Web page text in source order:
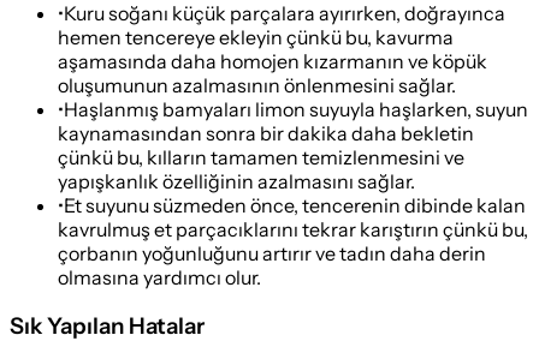
•Kuru soğanı küçük parçalara ayırırken, doğrayınca
hemen tencereye ekleyin çünkü bu, kavurma
aşamasında daha homojen kızarmanın ve köpük
oluşumunun azalmasının önlenmesini sağlar.
•Haşlanmış bamyaları limon suyuyla haşlarken, suyun
kaynamasından sonra bir dakika daha bekletin
çünkü bu, kılların tamamen temizlenmesini ve
yapışkanlık özelliğinin azalmasını sağlar.
•Et suyunu süzmeden önce, tencerenin dibinde kalan
kavrulmuş et parçacıklarını tekrar karıştırın çünkü bu,
çorbanın yoğunluğunu artırır ve tadın daha derin
olmasına yardımcı olur.
Sık Yapılan Hatalar